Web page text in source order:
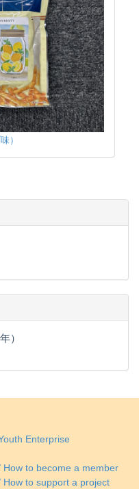
）
）
Enterprise
How to become a member
How to support a project